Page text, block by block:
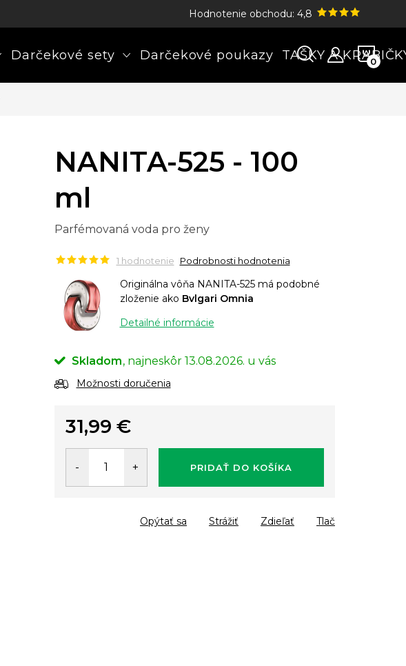
Hodnotenie obchodu: 4,8
Darčekové sety Darčekové poukazy TAŠKY A
NANITA-525 - 100
ml
Parfémovaná voda pro ženy
1 hodnotenie Podrobnosti hodnotenia
Originálna vôňa NANITA-525 má podobné
zloženie ako Bvlgari Omnia
Detailné informácie
Skladom 13.08.2026.
Možnosti doručenia
31,99 €
PRIDAŤ DO KOŠÍKA
Tlač
Opýtať sa Strážiť Zdieľať